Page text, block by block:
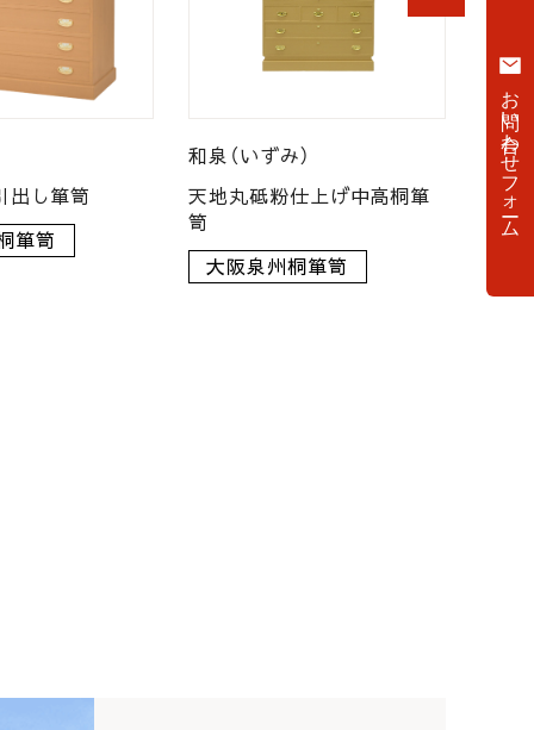
出し箪笥
箪笥
和泉（いずみ）
天地丸砥粉仕上げ中高桐箪
笥
大阪泉州桐箪笥
お問い合わせフォーム